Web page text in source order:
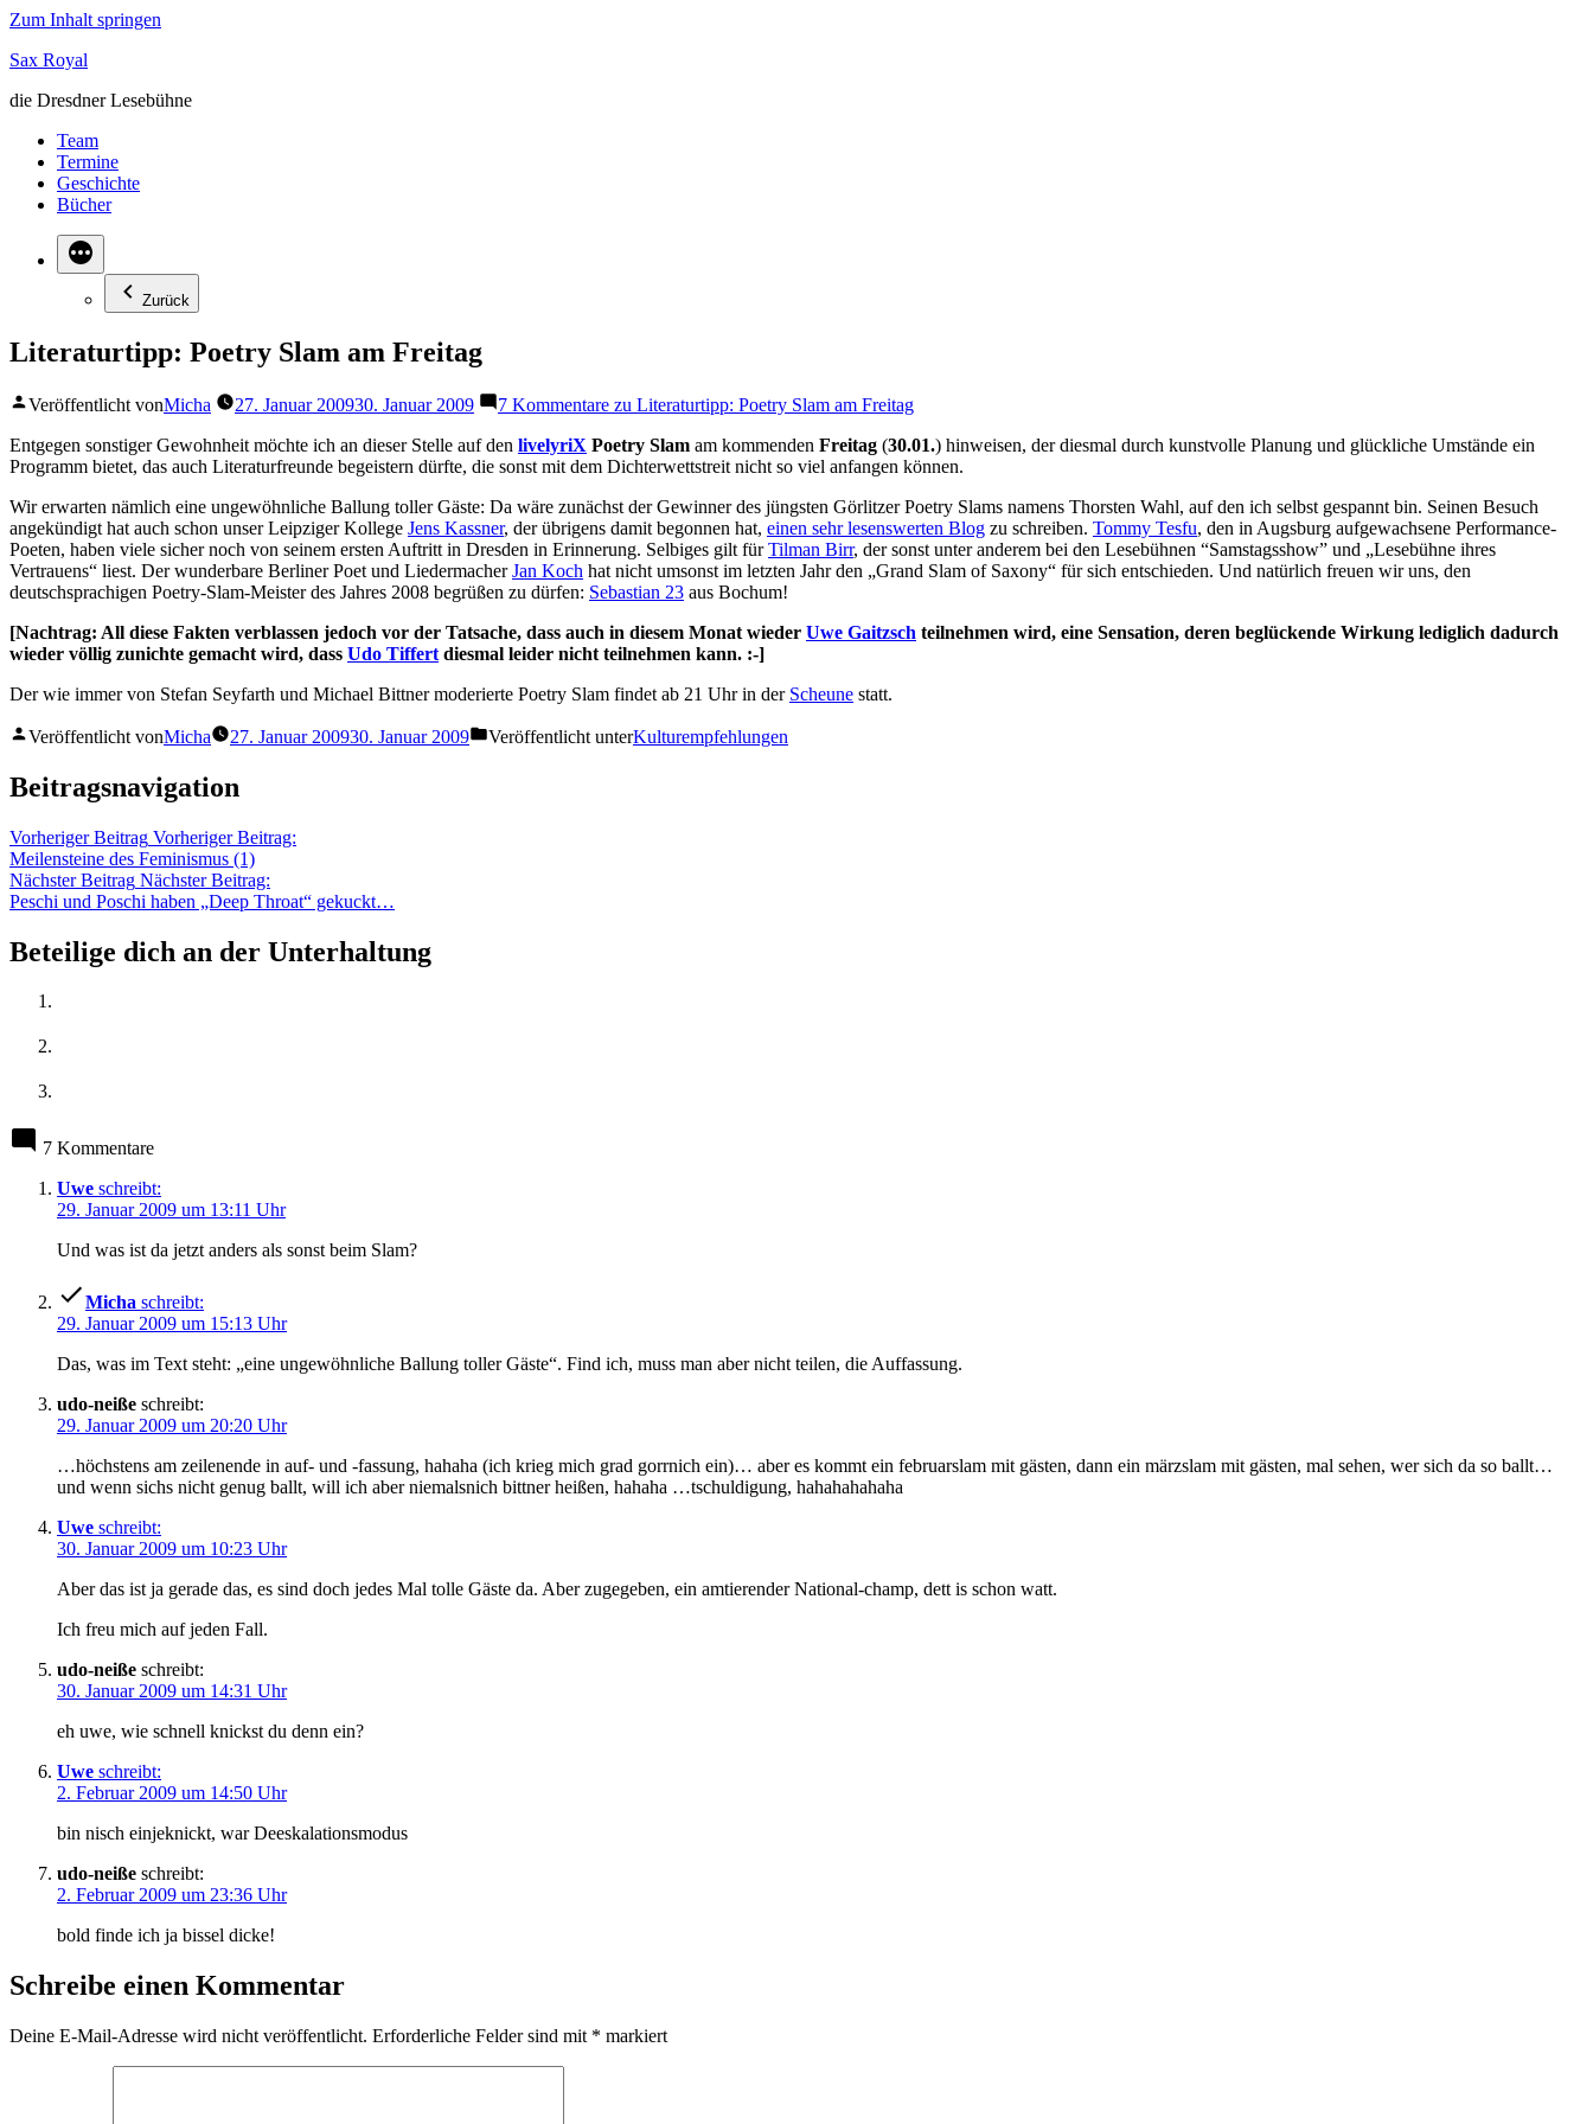
Zum Inhalt springen
Sax Royal
die Dresdner Lesebühne
Team
Termine
Geschichte
Bücher
Zurück
Literaturtipp: Poetry Slam am Freitag
Veröffentlicht vonMicha 27. Januar 200930. Januar 2009 7 Kommentare zu Literaturtipp: Poetry Slam am Freitag
Entgegen sonstiger Gewohnheit möchte ich an dieser Stelle auf den livelyriX Poetry Slam am kommenden Freitag (30.01.) hinweisen, der diesmal durch kunstvolle Planung und glückliche Umstände ein
Programm bietet, das auch Literaturfreunde begeistern dürfte, die sonst mit dem Dichterwettstreit nicht so viel anfangen können.
Wir erwarten nämlich eine ungewöhnliche Ballung toller Gäste: Da wäre zunächst der Gewinner des jüngsten Görlitzer Poetry Slams namens Thorsten Wahl, auf den ich selbst gespannt bin. Seinen Besuch
angekündigt hat auch schon unser Leipziger Kollege Jens Kassner, der übrigens damit begonnen hat, einen sehr lesenswerten Blog zu schreiben. Tommy Tesfu, den in Augsburg aufgewachsene Performance-
Poeten, haben viele sicher noch von seinem ersten Auftritt in Dresden in Erinnerung. Selbiges gilt fürTilman Birr, der sonst unter anderem bei den Lesebühnen “Samstagsshow” und „Lesebühne ihres
Vertrauens“ liest. Der wunderbare Berliner Poet und LiedermacherJan Koch hat nicht umsonst im letzten Jahr den „Grand Slam of Saxony“ für sich entschieden. Und natürlich freuen wir uns, den
deutschsprachigen Poetry-Slam-Meister des Jahres 2008 begrüßen zu dürfen: Sebastian 23 aus Bochum!
[Nachtrag: All diese Fakten verblassen jedoch vor der Tatsache, dass auch in diesem Monat wieder Uwe Gaitzsch teilnehmen wird, eine Sensation, deren beglückende Wirkung lediglich dadurch
wieder völlig zunichte gemacht wird, dass Udo Tiffert diesmal leider nicht teilnehmen kann. :-]
Der wie immer von Stefan Seyfarth und Michael Bittner moderierte Poetry Slam findet ab 21 Uhr in der Scheune statt.
Veröffentlicht vonMicha 27. Januar 200930. Januar 2009 Veröffentlicht unterKulturempfehlungen
Beitragsnavigation
Vorheriger Beitrag Vorheriger Beitrag:
Meilensteine des Feminismus (1)
Nächster Beitrag Nächster Beitrag:
Peschi und Poschi haben „Deep Throat“ gekuckt…
Beteilige dich an der Unterhaltung
7 Kommentare
Uwe schreibt:
29. Januar 2009 um 13:11 Uhr
Und was ist da jetzt anders als sonst beim Slam?
Micha schreibt:
29. Januar 2009 um 15:13 Uhr
Das, was im Text steht: „eine ungewöhnliche Ballung toller Gäste“. Find ich, muss man aber nicht teilen, die Auffassung.
udo-neiße schreibt:
29. Januar 2009 um 20:20 Uhr
…höchstens am zeilenende in auf- und -fassung, hahaha (ich krieg mich grad gorrnich ein)… aber es kommt ein februarslam mit gästen, dann ein märzslam mit gästen, mal sehen, wer sich da so ballt…
und wenn sichs nicht genug ballt, will ich aber niemalsnich bittner heißen, hahaha …tschuldigung, hahahahahaha
Uwe schreibt:
30. Januar 2009 um 10:23 Uhr
Aber das ist ja gerade das, es sind doch jedes Mal tolle Gäste da. Aber zugegeben, ein amtierender National-champ, dett is schon watt.
Ich freu mich auf jeden Fall.
udo-neiße schreibt:
30. Januar 2009 um 14:31 Uhr
eh uwe, wie schnell knickst du denn ein?
Uwe schreibt:
2. Februar 2009 um 14:50 Uhr
bin nisch einjeknickt, war Deeskalationsmodus
udo-neiße schreibt:
2. Februar 2009 um 23:36 Uhr
bold finde ich ja bissel dicke!
Schreibe einen Kommentar
Deine E-Mail-Adresse wird nicht veröffentlicht. Erforderliche Felder sind mit * markiert